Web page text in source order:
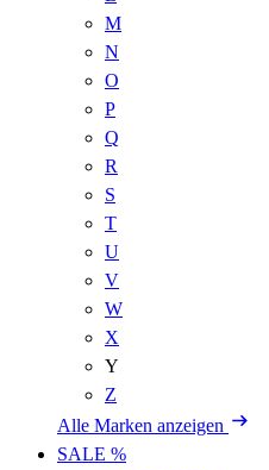
M
N
O
P
Q
R
S
T
U
V
W
X
Y
Z
Alle Marken anzeigen
SALE %